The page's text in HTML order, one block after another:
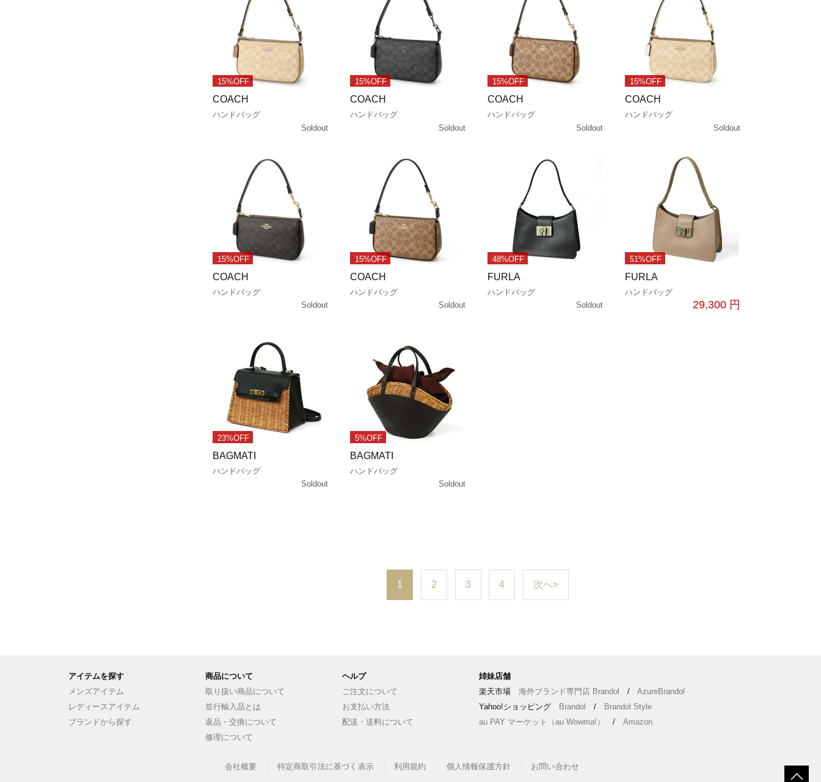
15%OFF
COACH
ハンドバッグ
Soldout
15%OFF
COACH
ハンドバッグ
Soldout
15%OFF
COACH
ハンドバッグ
Soldout
15%OFF
COACH
ハンドバッグ
Soldout
15%OFF
COACH
ハンドバッグ
Soldout
15%OFF
COACH
ハンドバッグ
Soldout
48%OFF
FURLA
ハンドバッグ
Soldout
51%OFF
FURLA
ハンドバッグ
29,300 円
23%OFF
BAGMATI
ハンドバッグ
Soldout
5%OFF
BAGMATI
ハンドバッグ
Soldout
1 2 3 4 次へ>
アイテムを探す
メンズアイテム
レディースアイテム
ブランドから探す
商品について
取り扱い商品について
並行輸入品とは
返品・交換について
修理について
ヘルプ
ご注文について
お支払い方法
配送・送料について
姉妹店舗
楽天市場 海外ブランド専門店 Brandol / AzureBrandol
Yahoo!ショッピング
Brandol /
Brandol Style
au PAY マーケット（au Wowma!）
/ Amazon
会社概要 特定商取引法に基づく表示 利用規約 個人情報保護方針 お問い合わせ